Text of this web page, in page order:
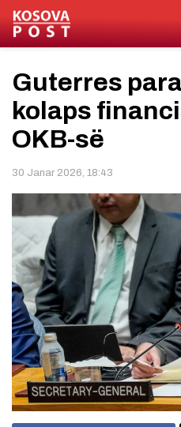
Guterres
kolaps
OKB-së
30 Janar 2026, 18:43